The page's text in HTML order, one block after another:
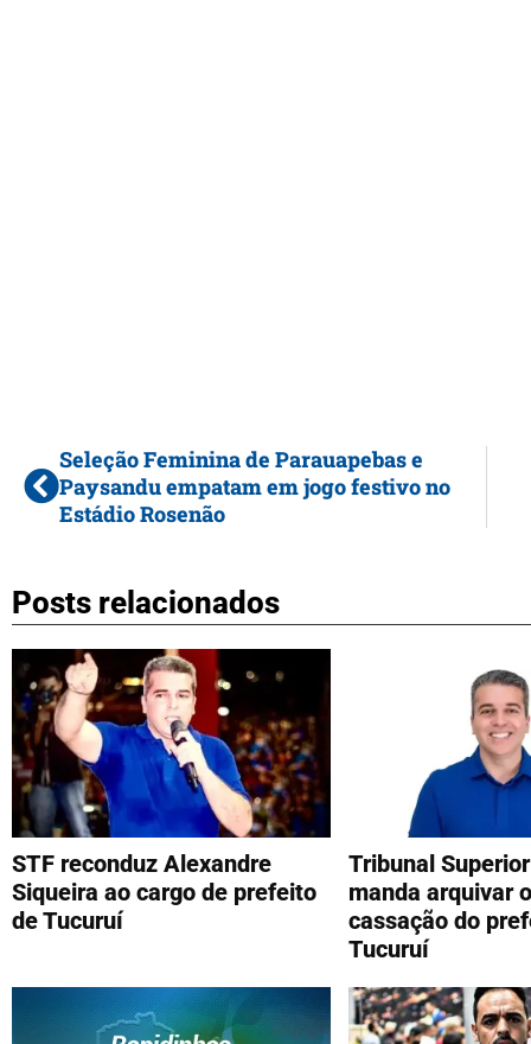
Seleção Feminina de Parauapebas e
Paysandu empatam em jogo festivo no
Estádio Rosenão
Posts relacionados
STF reconduz Alexandre
Siqueira ao cargo de prefeito
de Tucuruí
Tribunal
manda arquivar
cassação do
Tucuruí